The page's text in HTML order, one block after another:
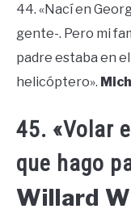
44. «Nací en
gente-. Pero mi
padre estaba en
helicóptero».
45. «Volar
que hago
Willard